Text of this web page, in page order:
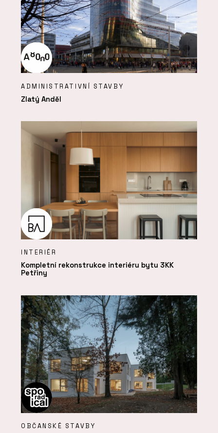
ADMINISTRATIVNÍ STAVBY
Zlatý Anděl
INTERIÉR
Kompletní rekonstrukce interiéru bytu 3KK
Petřiny
OBČANSKÉ STAVBY